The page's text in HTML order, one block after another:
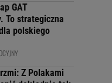
GAT
To strategiczna
polskiego
Z Polakami